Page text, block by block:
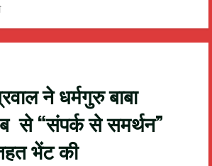
ने धर्मगुरु बाबा
से “संपर्क से समर्थन”
भेंट की